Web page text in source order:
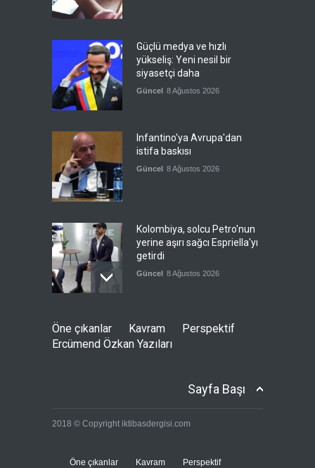
Güçlü medya ve hızlı
yükseliş: Yeni nesil bir
siyasetçi daha
Güncel 8 Ağustos 2026
Infantino'ya Avrupa'dan
istifa baskısı
Güncel 8 Ağustos 2026
Kolombiya, solcu Petro'nun
yerine aşırı sağcı Espriella'yı
getirdi
Güncel 8 Ağustos 2026
Mekke Anlaşmasını övdü
Meksika'yı yanına çekmeye
Öne çıkanlar Kavram
Perspektif
Ercümend Özkan Yazıları
Sayfa Başı
2018 © Copyright iktibasdergisi.com
Öne çıkanlar Kavram Perspektif